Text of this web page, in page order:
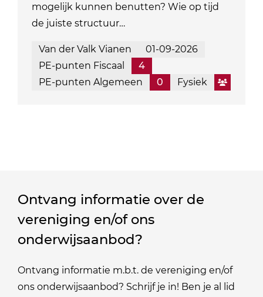
mogelijk kunnen benutten? Wie op tijd
de juiste structuur…
Van der Valk Vianen
01-09-2026
PE-punten Fiscaal
4
PE-punten Algemeen
0 Fysiek
Ontvang informatie over de
vereniging en/of ons
onderwijsaanbod?
Ontvang informatie m.b.t. de vereniging en/of
ons onderwijsaanbod? Schrijf je in! Ben je al lid